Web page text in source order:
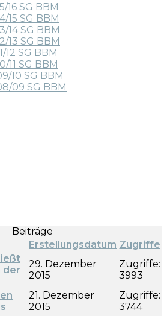
16 SG BBM
15 SG BBM
14 SG BBM
13 SG BBM
12 SG BBM
11 SG BBM
10 SG BBM
09 SG BBM
Beiträge
Erstellungsdatum Zugriffe
der
29. Dezember
2015
Zugriffe:
3993
21. Dezember
2015
Zugriffe:
3744